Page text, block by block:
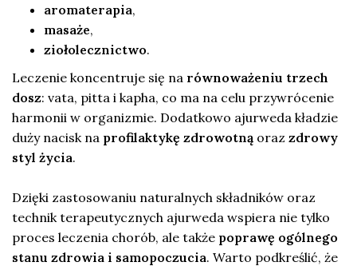
aromaterapia,
masaże,
ziołolecznictwo.
Leczenie koncentruje się na równoważeniu trzech
dosz: vata, pitta i kapha, co ma na celu przywrócenie
harmonii w organizmie. Dodatkowo ajurweda kładzie
duży nacisk na profilaktykę zdrowotną oraz zdrowy
styl życia.
Dzięki zastosowaniu naturalnych składników oraz
technik terapeutycznych ajurweda wspiera nie tylko
proces leczenia chorób, ale także poprawę ogólnego
stanu zdrowia i samopoczucia. Warto podkreślić, że